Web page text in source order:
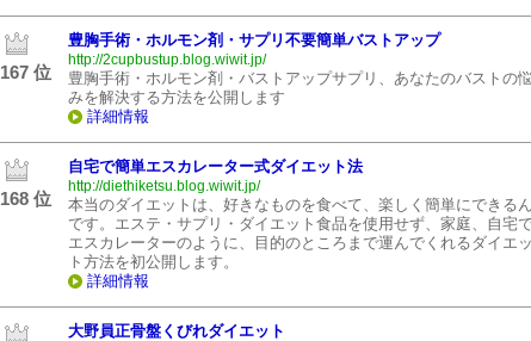
167 位
豊胸手術・ホルモン剤・サプリ不要簡単バストアップ
http://2cupbustup.blog.wiwit.jp/
豊胸手術・ホルモン剤・バストアップサプリ、あなたのバストの悩
みを解決する方法を公開します
詳細情報
168 位
自宅で簡単エスカレーター式ダイエット法
http://diethiketsu.blog.wiwit.jp/
本当のダイエットは、好きなものを食べて、楽しく簡単にできるん
です。エステ・サプリ・ダイエット食品を使用せず、家庭、自宅
エスカレーターのように、目的のところまで運んでくれるダイエッ
ト方法を初公開します。
詳細情報
大野員正骨盤くびれダイエット